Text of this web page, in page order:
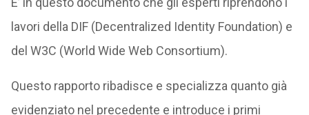
lavori della DIF (Decentralized Identity Foundation) e
del W3C (World Wide Web Consortium).
Questo rapporto ribadisce e specializza quanto già
evidenziato nel precedente e introduce i primi